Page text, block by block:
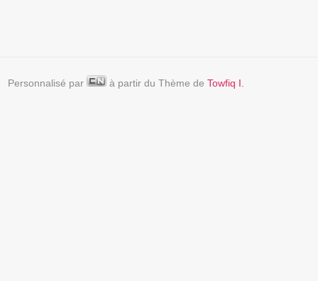
Personnalisé par à partir du Thème deTowfiq I.